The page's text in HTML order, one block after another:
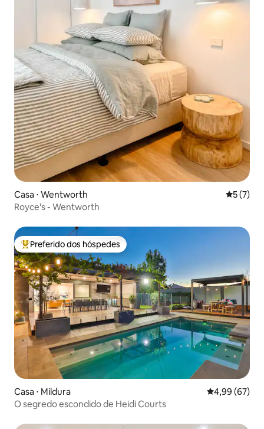
Casa ⋅ Wentworth 5 de
5 (7)
Royce's - Wentworth
Entre os melhores preferidos dos hóspedes
Preferido dos hóspedes
Casa ⋅ Mildura 4,99 de uma
4,99 (67)
O segredo escondido de Heidi Courts